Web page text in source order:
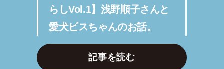
らしVol.1】浅野順子さんと
愛犬ビスちゃんのお話。
記事を読む